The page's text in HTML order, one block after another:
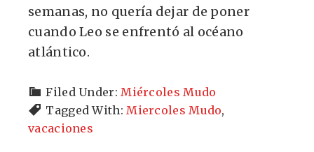
semanas, no quería dejar de poner
cuando Leo se enfrentó al océano
atlántico.
Filed Under:Miércoles Mudo
Tagged With:Miercoles Mudo,
vacaciones